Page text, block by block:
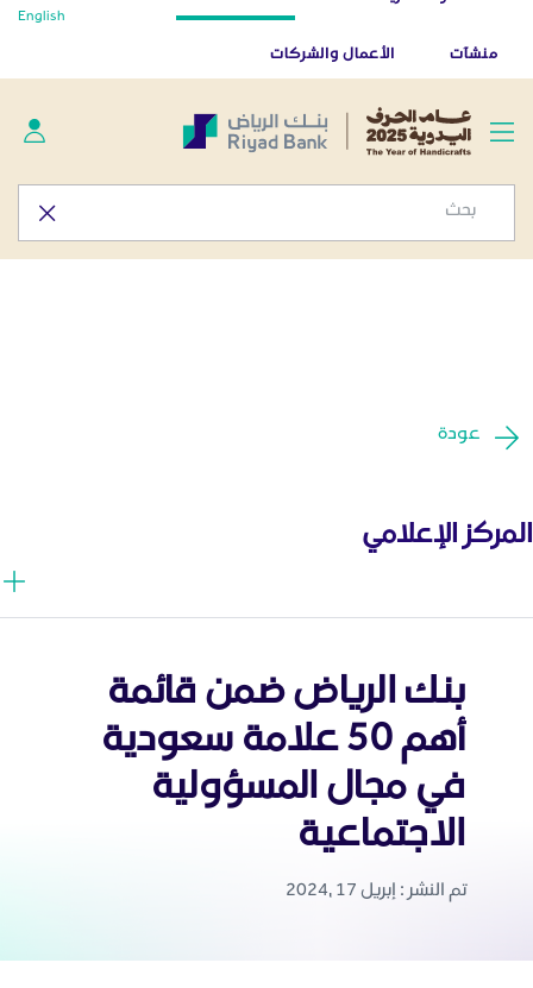
أخبار صحفية - المركز الإعلامي
تطبيق بنك الرياض
منشآت الأعمال والشركات
English
عودة
المركز الإعلامي
بنك الرياض ضمن قائمة
أهم 50 علامة سعودية
في مجال المسؤولية
الاجتماعية
تم النشر : إبريل 17 ,2024